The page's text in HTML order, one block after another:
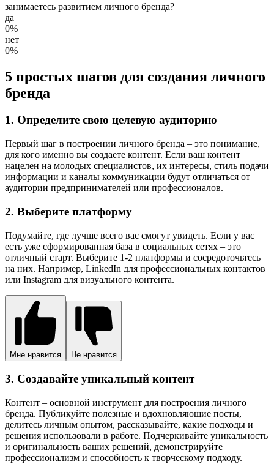
занимаетесь развитием личного бренда?
да
0%
нет
0%
5 простых шагов для создания личного
бренда
1. Определите свою целевую аудиторию
Первый шаг в построении личного бренда – это понимание,
для кого именно вы создаете контент. Если ваш контент
нацелен на молодых специалистов, их интересы, стиль подачи
информации и каналы коммуникации будут отличаться от
аудитории предпринимателей или профессионалов.
2. Выберите платформу
Подумайте, где лучше всего вас смогут увидеть. Если у вас
есть уже сформированная база в социальных сетях – это
отличный старт. Выберите 1-2 платформы и сосредоточьтесь
на них. Например, LinkedIn для профессиональных контактов
или Instagram для визуального контента.
Мне нравится Не нравится
3. Создавайте уникальный контент
Контент – основной инструмент для построения личного
бренда. Публикуйте полезные и вдохновляющие посты,
делитесь личным опытом, рассказывайте, какие подходы и
решения использовали в работе. Подчеркивайте уникальность
и оригинальность ваших решений, демонстрируйте
профессионализм и способность к творческому подходу.